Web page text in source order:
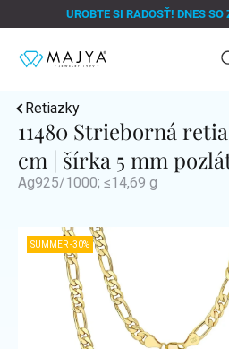
na
UROBTE SI RADOSŤ! DNES
Retiazky
11480 Strieborná
cm | šírka 5 mm
Ag925/1000; ≤14,69 g
SUMMER -30%